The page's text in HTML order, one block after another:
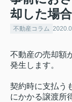
却した場
不動産コラム
不動産の売却額
発生します。
契約時に支払う
にかかる譲渡所